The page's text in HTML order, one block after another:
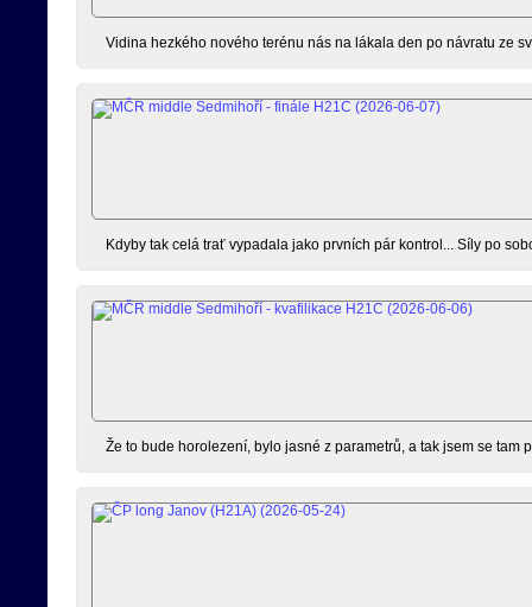
Vidina hezkého nového terénu nás na lákala den po návratu ze
Kdyby tak celá trať vypadala jako prvních pár kontrol... Síly po
Že to bude horolezení, bylo jasné z parametrů, a tak jsem se